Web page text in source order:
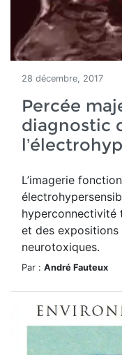
28 décembre, 2017
Percée
diagnostic
L’imagerie
hyperconnectivité
et des
neurotoxiques.
Par : André Fauteux